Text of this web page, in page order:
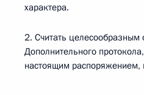
характера.
2. Считать целесообразным
Дополнительного
настоящим распоряжением,